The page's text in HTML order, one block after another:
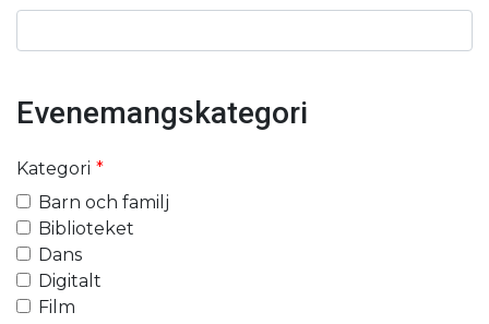
Evenemangskategori
Kategori
Barn och familj
Biblioteket
Dans
Digitalt
Film